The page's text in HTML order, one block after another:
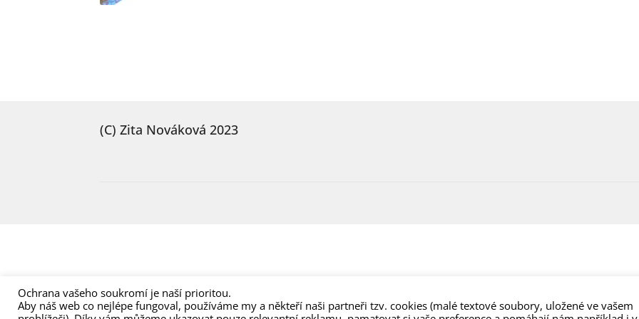
(C) Zita Nováková 2023
Ochrana vašeho soukromí je naší prioritou.
Aby náš web co nejlépe fungoval, používáme my a někteří naši partneři tzv. cookies (malé textové soubory, uložené ve vašem